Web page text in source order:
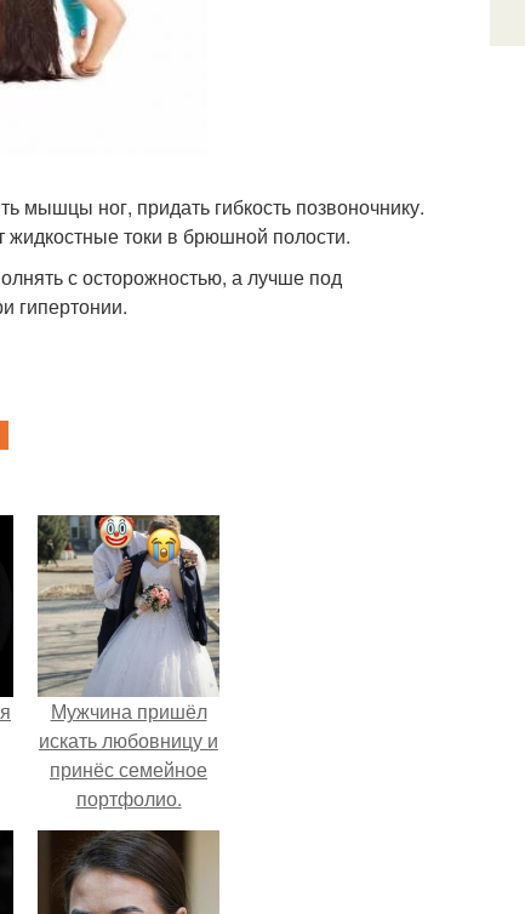
мышцы ног, придать гибкость позвоночнику.
жидкостные токи в брюшной полости.
с осторожностью, а лучше под
гипертонии.
Мужчина пришёл
искать любовницу и
принёс семейное
портфолио.